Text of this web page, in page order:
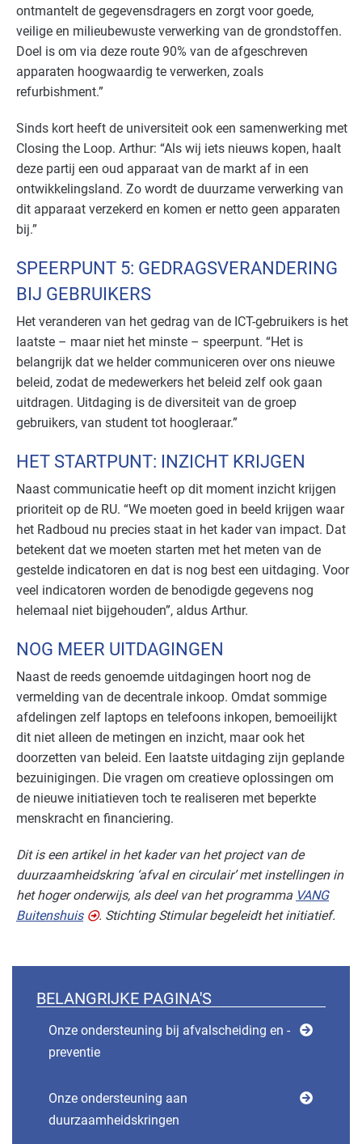
ontmantelt de gegevensdragers en zorgt voor goede,
veilige en milieubewuste verwerking van de grondstoffen.
Doel is om via deze route 90% van de afgeschreven
apparaten hoogwaardig te verwerken, zoals
refurbishment.”
Sinds kort heeft de universiteit ook een samenwerking met
Closing the Loop. Arthur: “Als wij iets nieuws kopen, haalt
deze partij een oud apparaat van de markt af in een
ontwikkelingsland. Zo wordt de duurzame verwerking van
dit apparaat verzekerd en komen er netto geen apparaten
bij.”
SPEERPUNT 5: GEDRAGSVERANDERING
BIJ GEBRUIKERS
Het veranderen van het gedrag van de ICT-gebruikers is het
laatste – maar niet het minste – speerpunt. “Het is
belangrijk dat we helder communiceren over ons nieuwe
beleid, zodat de medewerkers het beleid zelf ook gaan
uitdragen. Uitdaging is de diversiteit van de groep
gebruikers, van student tot hoogleraar.”
HET STARTPUNT: INZICHT KRIJGEN
Naast communicatie heeft op dit moment inzicht krijgen
prioriteit op de RU. “We moeten goed in beeld krijgen waar
het Radboud nu precies staat in het kader van impact. Dat
betekent dat we moeten starten met het meten van de
gestelde indicatoren en dat is nog best een uitdaging. Voor
veel indicatoren worden de benodigde gegevens nog
helemaal niet bijgehouden”, aldus Arthur.
NOG MEER UITDAGINGEN
Naast de reeds genoemde uitdagingen hoort nog de
vermelding van de decentrale inkoop. Omdat sommige
afdelingen zelf laptops en telefoons inkopen, bemoeilijkt
dit niet alleen de metingen en inzicht, maar ook het
doorzetten van beleid. Een laatste uitdaging zijn geplande
bezuinigingen. Die vragen om creatieve oplossingen om
de nieuwe initiatieven toch te realiseren met beperkte
menskracht en financiering.
Dit is een artikel in het kader van het project van de
duurzaamheidskring ‘afval en circulair’ met instellingen in
het hoger onderwijs, als deel van het programma VANG
Buitenshuis
. Stichting Stimular begeleidt het initiatief.
BELANGRIJKE PAGINA'S
Onze ondersteuning bij afvalscheiding en -
preventie
Onze ondersteuning aan
duurzaamheidskringen